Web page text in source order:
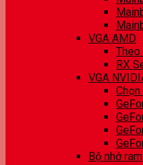
VGA AMD
Theo
RX
VGA
Bộ nhớ ram